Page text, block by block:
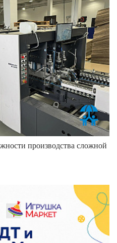
производства сложной